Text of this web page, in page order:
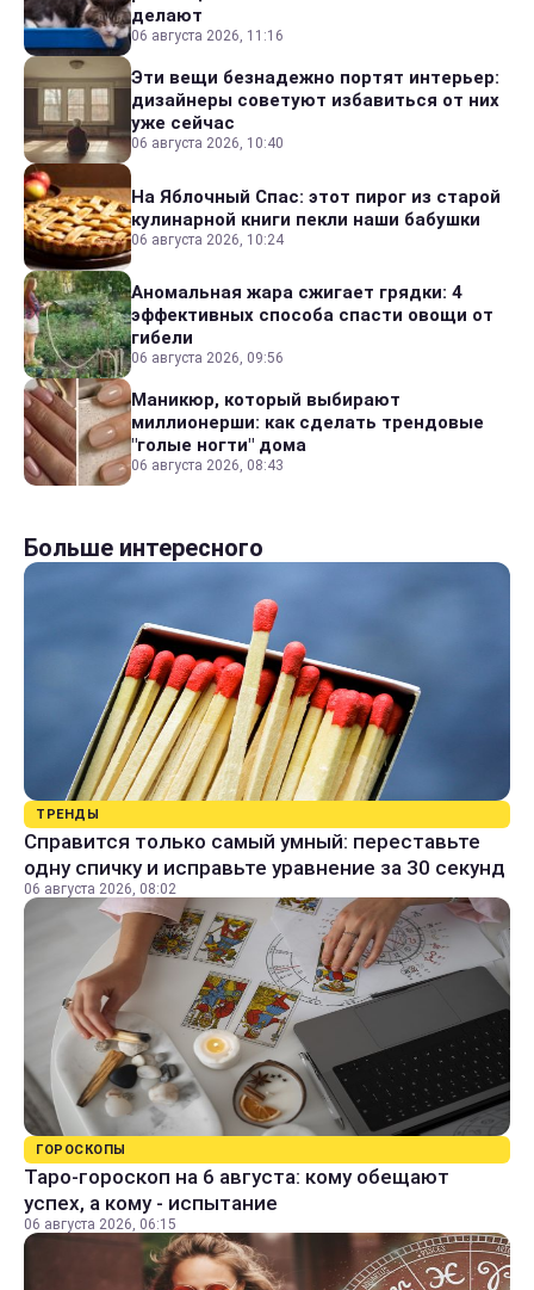
делают
06 августа 2026, 11:16
Эти вещи безнадежно портят интерьер:
дизайнеры советуют избавиться от них
уже сейчас
06 августа 2026, 10:40
На Яблочный Спас: этот пирог из старой
кулинарной книги пекли наши бабушки
06 августа 2026, 10:24
Аномальная жара сжигает грядки: 4
эффективных способа спасти овощи от
гибели
06 августа 2026, 09:56
Маникюр, который выбирают
миллионерши: как сделать трендовые
"голые ногти" дома
06 августа 2026, 08:43
Больше интересного
ТРЕНДЫ
Справится только самый умный: переставьте
одну спичку и исправьте уравнение за 30 секунд
06 августа 2026, 08:02
ГОРОСКОПЫ
Таро-гороскоп на 6 августа: кому обещают
успех, а кому - испытание
06 августа 2026, 06:15